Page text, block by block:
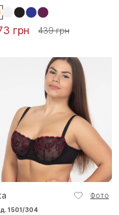
грн 439 грн
Фото
1501/304